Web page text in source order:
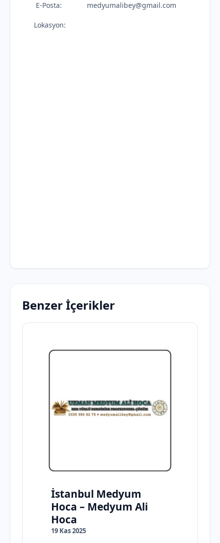
E-Posta: medyumalibey@gmail.com
Lokasyon:
Benzer İçerikler
İstanbul Medyum
Hoca – Medyum Ali
Hoca
19 Kas 2025